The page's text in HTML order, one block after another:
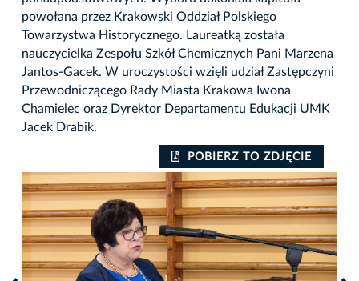
powołana przez Krakowski Oddział Polskiego
Towarzystwa Historycznego. Laureatką została
nauczycielka Zespołu Szkół Chemicznych Pani Marzena
Jantos-Gacek. W uroczystości wzięli udział Zastępczyni
Przewodniczącego Rady Miasta Krakowa Iwona
Chamielec oraz Dyrektor Departamentu Edukacji UMK
Jacek Drabik.
POBIERZ TO ZDJĘCIE